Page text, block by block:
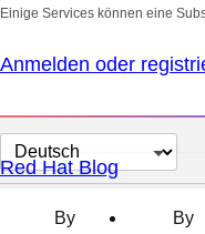
Einige Services können eine
Anmelden oder
Sprache
auswählen
Red Hat Blog
By
By